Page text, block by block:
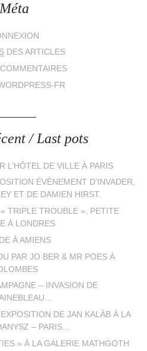
Méta
DES ARTICLES
FR
/ Last pots
L’HÔTEL DE VILLE À PARIS
ÉVÈNEMENT D’INVADER,
ET DE DAMIEN HIRST.
« TRIPLE TROUBLE », PETITE
À LONDRES
À AMIENS
PAR JO BER & MR POES À
– INVASION DE
DE JAN KALÁB À LA
– PARIS…
» À LA GALERIE MATHGOTH